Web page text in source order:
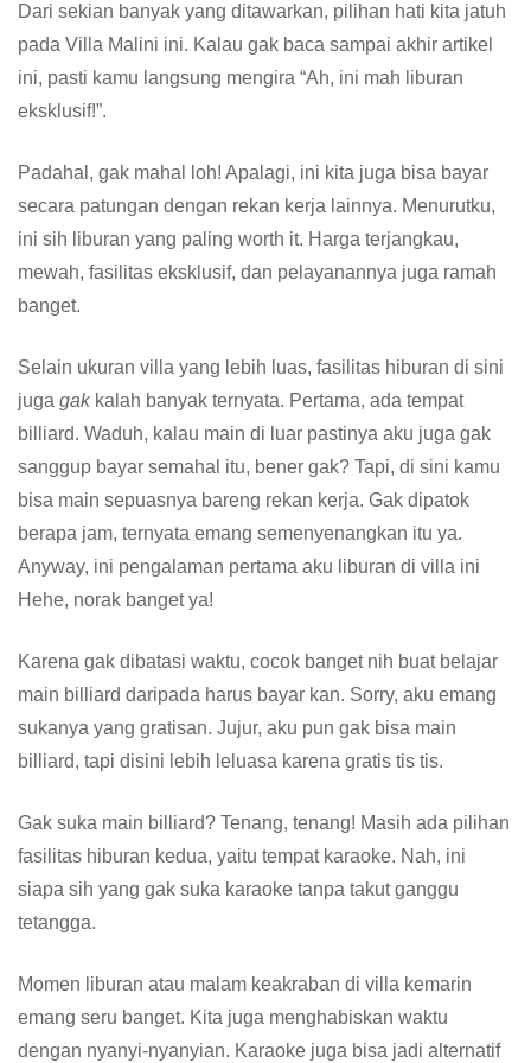
Dari sekian banyak yang ditawarkan, pilihan hati kita jatuh
pada Villa Malini ini. Kalau gak baca sampai akhir artikel
ini, pasti kamu langsung mengira “Ah, ini mah liburan
eksklusif!”.
Padahal, gak mahal loh! Apalagi, ini kita juga bisa bayar
secara patungan dengan rekan kerja lainnya. Menurutku,
ini sih liburan yang paling worth it. Harga terjangkau,
mewah, fasilitas eksklusif, dan pelayanannya juga ramah
banget.
Selain ukuran villa yang lebih luas, fasilitas hiburan di sini
juga gak kalah banyak ternyata. Pertama, ada tempat
billiard. Waduh, kalau main di luar pastinya aku juga gak
sanggup bayar semahal itu, bener gak? Tapi, di sini kamu
bisa main sepuasnya bareng rekan kerja. Gak dipatok
berapa jam, ternyata emang semenyenangkan itu ya.
Anyway, ini pengalaman pertama aku liburan di villa ini
Hehe, norak banget ya!
Karena gak dibatasi waktu, cocok banget nih buat belajar
main billiard daripada harus bayar kan. Sorry, aku emang
sukanya yang gratisan. Jujur, aku pun gak bisa main
billiard, tapi disini lebih leluasa karena gratis tis tis.
Gak suka main billiard? Tenang, tenang! Masih ada pilihan
fasilitas hiburan kedua, yaitu tempat karaoke. Nah, ini
siapa sih yang gak suka karaoke tanpa takut ganggu
tetangga.
Momen liburan atau malam keakraban di villa kemarin
emang seru banget. Kita juga menghabiskan waktu
dengan nyanyi-nyanyian. Karaoke juga bisa jadi alternatif